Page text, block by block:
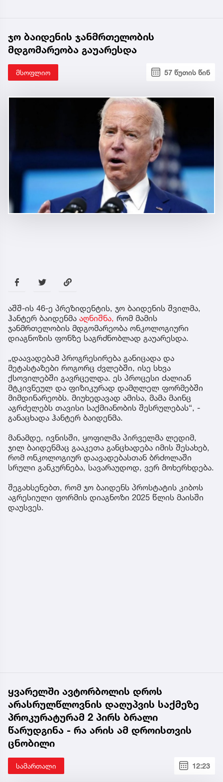
ჯო ბაიდენის ჯანმრთელობის
მდგომარეობა გაუარესდა
მსოფლიო 57 წუთის წინ
აშშ-ის 46-ე პრეზიდენტის, ჯო ბაიდენის შვილმა,
ჰანტერ ბაიდენმა აღნიშნა, რომ მამის
ჯანმრთელობის მდგომარეობა ონკოლოგიური
დიაგნოზის ფონზე საგრძნობლად გაუარესდა.
„დაავადებამ პროგრესირება განიცადა და
მეტასტაზები როგორც ძვლებში, ისე სხვა
ქსოვილებში გავრცელდა. ეს პროცესი ძალიან
მტკივნეულ და ფიზიკურად დამღლელ ფორმებში
მიმდინარეობს. მიუხედავად ამისა, მამა მაინც
აგრძელებს თავისი საქმიანობის შესრულებას“, -
განაცხადა ჰანტერ ბაიდენმა.
მანამდე, ივნისში, ყოფილმა პირველმა ლედიმ,
ჯილ ბაიდენმაც გააკეთა განცხადება იმის შესახებ,
რომ ონკოლოგიურ დაავადებასთან ბრძოლაში
სრული განკურნება, სავარაუდოდ, ვერ მოხერხდება.
შეგახსენებთ, რომ ჯო ბაიდენს პროსტატის კიბოს
აგრესიული ფორმის დიაგნოზი 2025 წლის მაისში
დაუსვეს.
ყვარელში ავტორბოლის დროს
არასრულწლოვნის დაღუპვის საქმეზე
პროკურატურამ 2 პირს ბრალი
წარუდგინა - რა არის ამ დროისთვის
ცნობილი
სამართალი 12:23